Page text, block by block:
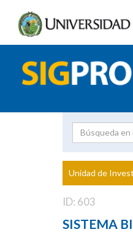
Proyecto
Unidad de
ID: 603
SISTEMA